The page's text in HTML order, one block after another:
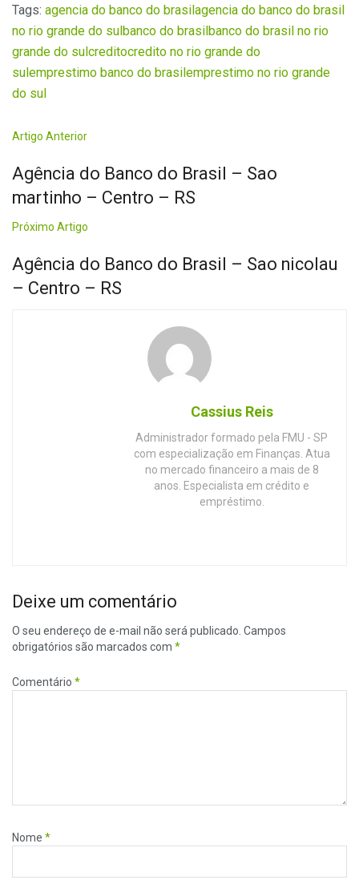
Tags: agencia do banco do brasil agencia do banco do brasil
no rio grande do sul banco do brasil banco do brasil no rio
grande do sul creditocredito no rio grande do
sul emprestimo banco do brasil emprestimo no rio grande
do sul
Artigo Anterior
Agência do Banco do Brasil – Sao
martinho – Centro – RS
Próximo Artigo
Agência do Banco do Brasil – Sao nicolau
– Centro – RS
Cassius Reis
Administrador formado pela FMU - SP
com especialização em Finanças. Atua
no mercado financeiro a mais de 8
anos. Especialista em crédito e
empréstimo.
Deixe um comentário
O seu endereço de e-mail não será publicado. Campos
obrigatórios são marcados com *
Comentário *
Nome *